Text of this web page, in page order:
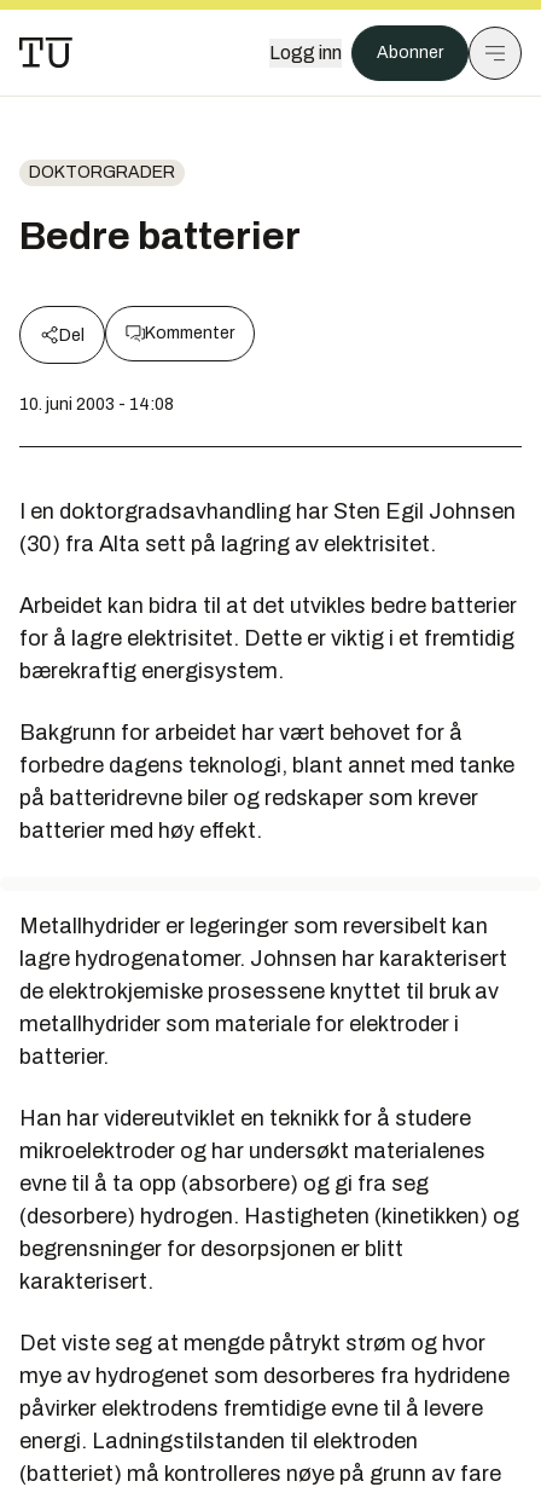
Logg inn Abonner
DOKTORGRADER
Bedre batterier
Del Kommenter
10. juni 2003 - 14:08
I en doktorgradsavhandling har Sten Egil Johnsen
(30) fra Alta sett på lagring av elektrisitet.
Arbeidet kan bidra til at det utvikles bedre batterier
for å lagre elektrisitet. Dette er viktig i et fremtidig
bærekraftig energisystem.
Bakgrunn for arbeidet har vært behovet for å
forbedre dagens teknologi, blant annet med tanke
på batteridrevne biler og redskaper som krever
batterier med høy effekt.
Metallhydrider er legeringer som reversibelt kan
lagre hydrogenatomer. Johnsen har karakterisert
de elektrokjemiske prosessene knyttet til bruk av
metallhydrider som materiale for elektroder i
batterier.
Han har videreutviklet en teknikk for å studere
mikroelektroder og har undersøkt materialenes
evne til å ta opp (absorbere) og gi fra seg
(desorbere) hydrogen. Hastigheten (kinetikken) og
begrensninger for desorpsjonen er blitt
karakterisert.
Det viste seg at mengde påtrykt strøm og hvor
mye av hydrogenet som desorberes fra hydridene
påvirker elektrodens fremtidige evne til å levere
energi. Ladningstilstanden til elektroden
(batteriet) må kontrolleres nøye på grunn av fare